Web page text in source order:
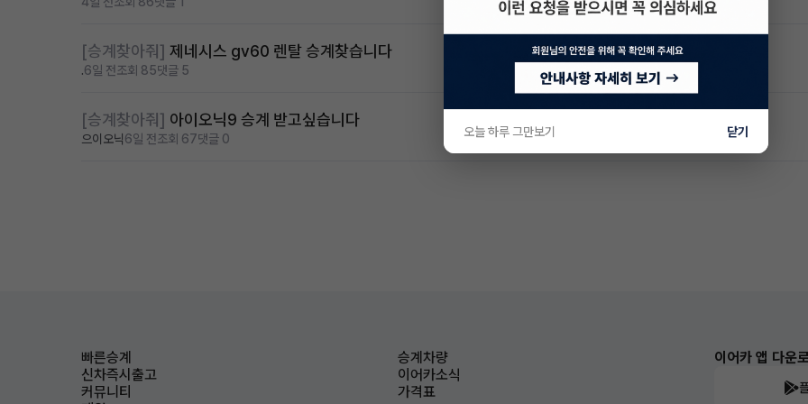
[승계찾아줘] 제네시스 gv60 렌탈 승계찾습니다
.6일 전조회 85댓글 5
[승계찾아줘] 아이오닉9 승계 받고싶습니다
으이오닉6일 전조회 67댓글 0
빠른승계
승계차량
신차즉시출고
이어카소식
커뮤니티
가격표
이어카 앱 다운
오늘 하루 그만보기 닫기